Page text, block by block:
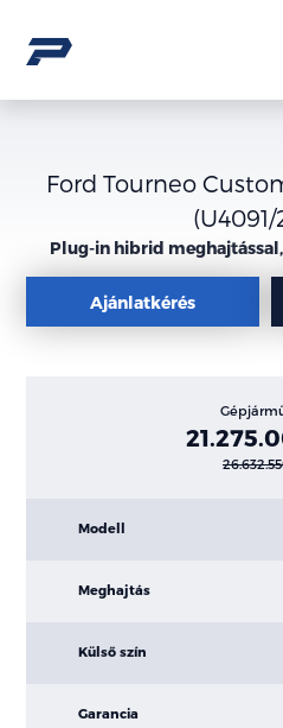
Ford Tourneo
Plug-in hibrid
Ajánlatkérés
Modell
Meghajtás
Külső szín
Garancia